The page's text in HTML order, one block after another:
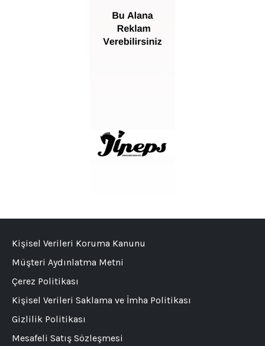
Kişisel Verileri Koruma Kanunu
Müşteri Aydınlatma Metni
Çerez Politikası
Kişisel Verileri Saklama ve İmha Politikası
Gizlilik Politikası
Mesafeli Satış Sözleşmesi